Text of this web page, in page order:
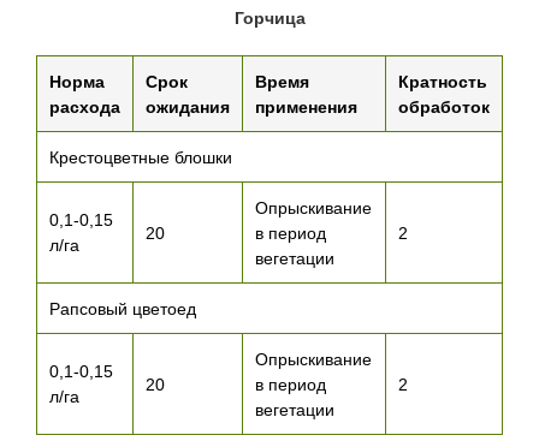
Горчица
Норма
расхода
Срок
ожидания
Время
применения
Кратность
обработок
Крестоцветные блошки
0,1-0,15
л/га
20
Опрыскивание
в период
вегетации
2
Рапсовый цветоед
0,1-0,15
л/га
20
Опрыскивание
в период
вегетации
2